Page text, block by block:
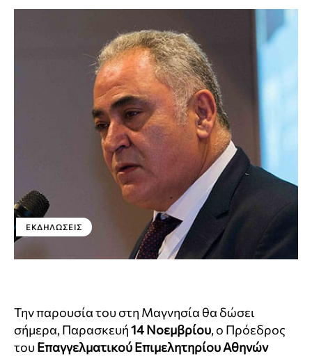
ΕΚΔΗΛΏΣΕΙΣ
Την παρουσία του στη Μαγνησία θα δώσει
σήμερα, Παρασκευή14 Νοεμβρίου, ο Πρόεδρος
τουΕπαγγελματικού Επιμελητηρίου Αθηνών